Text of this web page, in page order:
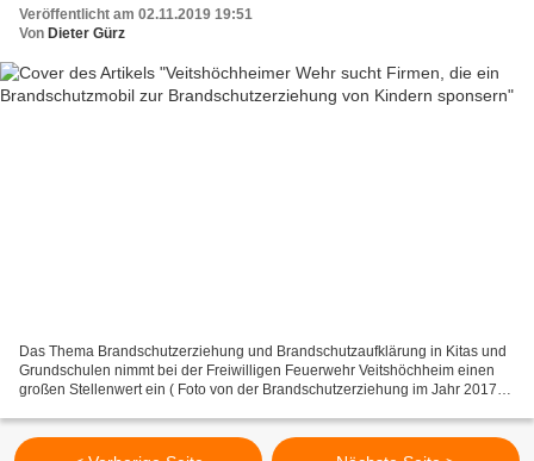
Veröffentlicht am 02.11.2019 19:51
Von Dieter Gürz
Das Thema Brandschutzerziehung und Brandschutzaufklärung in Kitas und
Grundschulen nimmt bei der Freiwilligen Feuerwehr Veitshöchheim einen
großen Stellenwert ein ( Foto von der Brandschutzerziehung im Jahr 2017).